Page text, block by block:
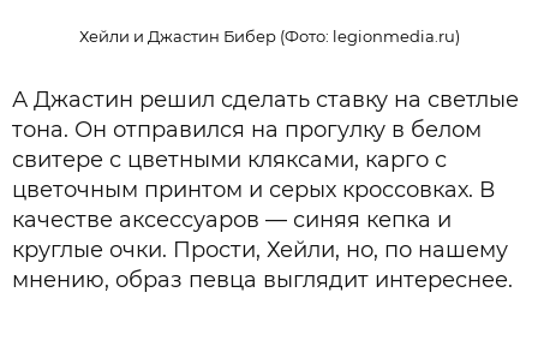
Хейли и Джастин Бибер (Фото: legionmedia.ru)
А Джастин решил сделать ставку на светлые
тона. Он отправился на прогулку в белом
свитере с цветными кляксами, карго с
цветочным принтом и серых кроссовках. В
качестве аксессуаров — синяя кепка и
круглые очки. Прости, Хейли, но, по нашему
мнению, образ певца выглядит интереснее.